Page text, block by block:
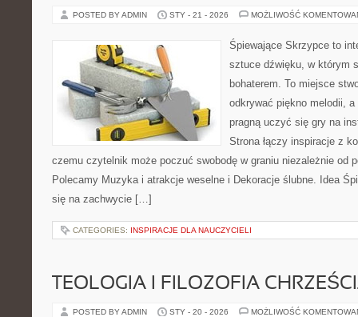
POSTED BY ADMIN STY - 21 - 2026 MOŻLIWOŚĆ
Śpiewające Skrzypce to
sztuce dźwięku, w którym
bohaterem. To miejsce
odkrywać piękno melodii,
pragną uczyć się gry na
Strona łączy inspiracje z
czemu czytelnik może poczuć swobodę w graniu niezależnie od
Polecamy Muzyka i atrakcje weselne i Dekoracje ślubne. Idea
się na zachwycie […]
CATEGORIES: INSPIRACJE DLA NAUCZYCIELI
TEOLOGIA I FILOZOFIA
POSTED BY ADMIN STY - 20 - 2026 MOŻLIWOŚĆ